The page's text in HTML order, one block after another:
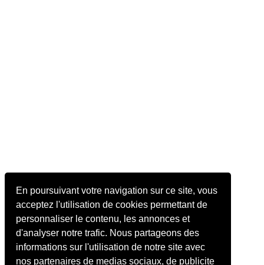
En poursuivant votre navigation sur ce site, vous
acceptez l'utilisation de cookies permettant de
personnaliser le contenu, les annonces et
d'analyser notre trafic. Nous partageons des
informations sur l'utilisation de notre site avec
nos partenaires de medias sociaux, de publicite